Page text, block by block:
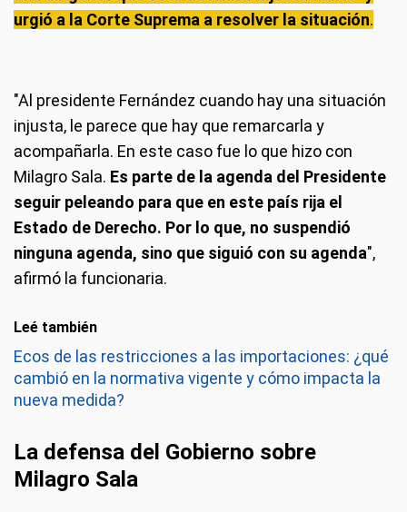
urgió a la Corte Suprema a resolver la situación.
"Al presidente Fernández cuando hay una situación
injusta, le parece que hay que remarcarla y
acompañarla. En este caso fue lo que hizo con
Milagro Sala. Es parte de la agenda del Presidente
seguir peleando para que en este país rija el
Estado de Derecho. Por lo que, no suspendió
ninguna agenda, sino que siguió con su agenda",
afirmó la funcionaria.
Leé también
Ecos de las restricciones a las importaciones: ¿qué
cambió en la normativa vigente y cómo impacta la
nueva medida?
La defensa del Gobierno sobre
Milagro Sala